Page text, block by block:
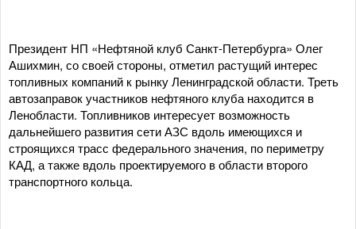
Президент НП «Нефтяной клуб Санкт-Петербурга» Олег
Ашихмин, со своей стороны, отметил растущий интерес
топливных компаний к рынку Ленинградской области. Треть
автозаправок участников нефтяного клуба находится в
Ленобласти. Топливников интересует возможность
дальнейшего развития сети АЗС вдоль имеющихся и
строящихся трасс федерального значения, по периметру
КАД, а также вдоль проектируемого в области второго
транспортного кольца.